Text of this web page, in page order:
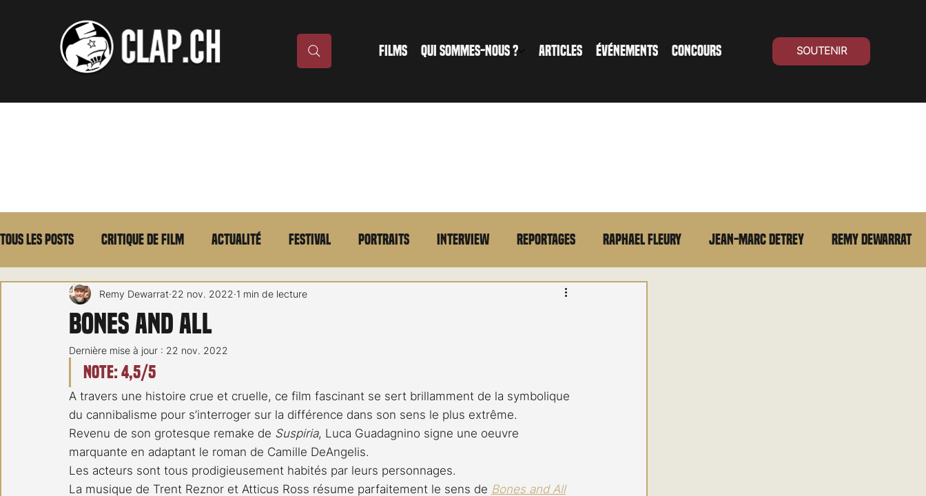
FILMS QUI SOMMES-NOUS ? ARTICLES ÉVÉNEMENTS CONCOURS SOUTENIR
Tous les posts Critique de film Actualité Festival Portraits Interview Reportages Raphael Fleury Jean-Marc Detrey Remy Dewarrat
Max Borg Laurent Scherlen Memento En bref
Carnet noir Open Air Série TV
Bones and All
Remy Dewarrat 22 nov. 2022 1 min de lecture
Dernière mise à jour : 22 nov. 2022
Note: 4,5/5
A travers une histoire crue et cruelle, ce film fascinant se sert brillamment de la symbolique
du cannibalisme pour s’interroger sur la différence dans son sens le plus extrême.
Revenu de son grotesque remake de Suspiria, Luca Guadagnino signe une oeuvre
marquante en adaptant le roman de Camille DeAngelis.
Les acteurs sont tous prodigieusement habités par leurs personnages.
La musique de Trent Reznor et Atticus Ross résume parfaitement le sens de Bones and All